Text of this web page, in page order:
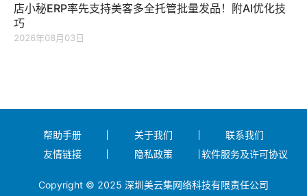
店小秘ERP率先支持美客多全托管批量发品！附AI优化技
巧
2026年08月03日
帮助手册 关于我们
联系我们
友情链接
隐私政策 软件服务及许可协议
Copyright © 2025 深圳美云集网络科技有限责任公司